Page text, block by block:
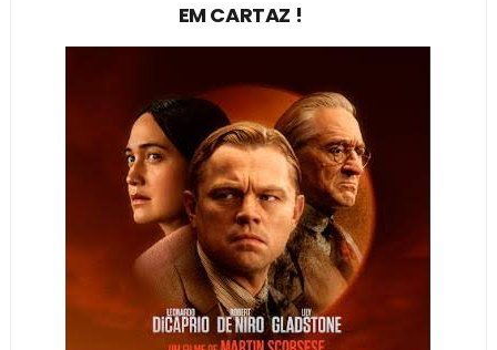
EM CARTAZ !